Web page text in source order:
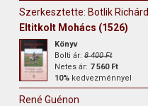
Szerkesztette: Botlik Richárd
Eltitkolt Mohács (1526)
Könyv
Bolti ár:8 400 Ft
Netes ár: 7 560 Ft
10% kedvezménnyel
René Guénon